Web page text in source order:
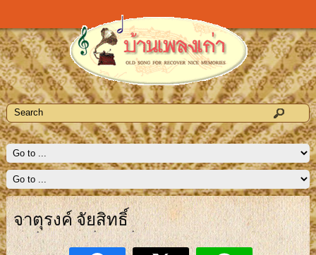
จาตุรงค์ จัยสิทธิ์